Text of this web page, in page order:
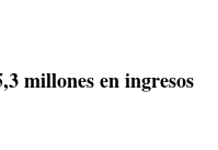
millones en ingresos